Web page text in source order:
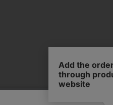
ビステ)は、